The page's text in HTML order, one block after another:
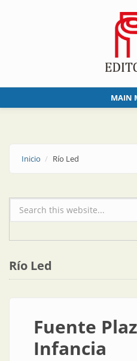
MAIN
Inicio Río Led
Formulario de búsqueda
Río Led
Fuente
Infancia